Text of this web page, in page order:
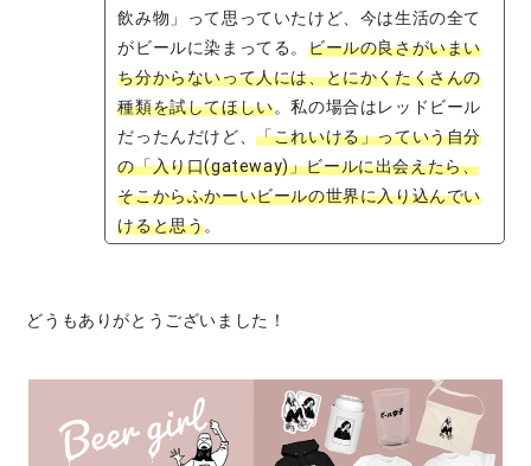
飲み物」って思っていたけど、今は生活の全て
がビールに染まってる。 ビールの良さがいまい
ち分からないって人には、とにかくたくさんの
種類を試してほしい。私の場合はレッドビール
だったんだけど、「これいける」っていう自分
の「入り口(gateway)」ビールに出会えたら、
そこからふかーいビールの世界に入り込んでい
けると思う。
どうもありがとうございました！